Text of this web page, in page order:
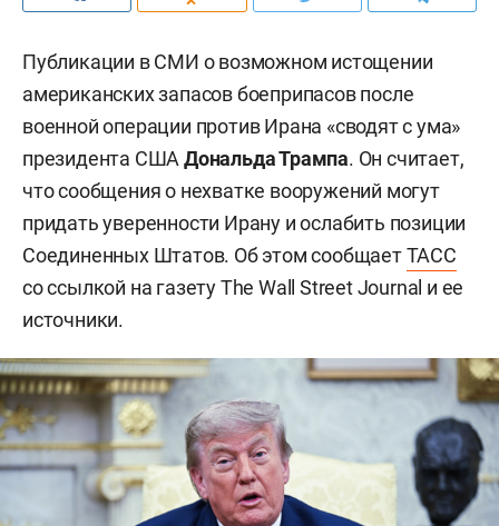
Публикации в СМИ о возможном истощении
американских запасов боеприпасов после
военной операции против Ирана «сводят с ума»
президента СШАДональда Трампа. Он считает,
что сообщения о нехватке вооружений могут
придать уверенности Ирану и ослабить позиции
Соединенных Штатов. Об этом сообщаетТАСС
со ссылкой на газету The Wall Street Journal и ее
источники.